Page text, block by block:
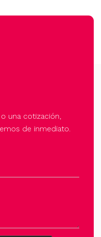
una cotización,
de inmediato.